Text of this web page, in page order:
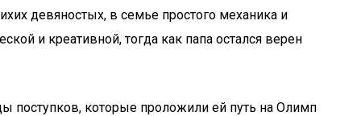
девяностых, в семье простого механика и
и креативной, тогда как папа остался верен
поступков, которые проложили ей путь на Олимп